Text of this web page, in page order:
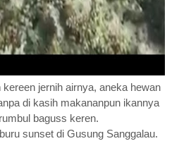
jernih airnya, aneka hewan
di kasih makananpun ikannya
baguss keren.
sunset di Gusung Sanggalau.